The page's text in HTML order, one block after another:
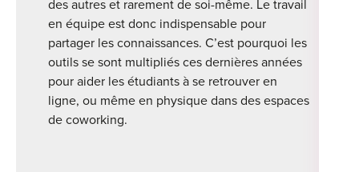
des autres et rarement de soi-même. Le travail
en équipe est donc indispensable pour
partager les connaissances. C’est pourquoi les
outils se sont multipliés ces dernières années
pour aider les étudiants à se retrouver en
ligne, ou même en physique dans des espaces
de coworking.